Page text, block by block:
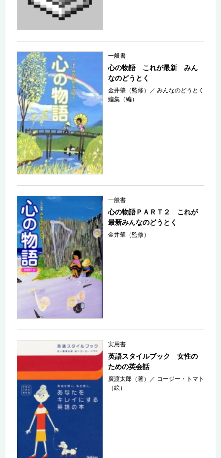
一般書
心の物語 これが最新 みん
なのどうとく
金井肇（監修） ／みんなのどうとく
編集（編）
一般書
心の物語ＰＡＲＴ２ これが
最新みんなのどうとく
金井肇（監修）
実用書
英語スタイルブック 女性の
ための英会話
廣渡太郎（著） ／ コージー・トマト
（絵）